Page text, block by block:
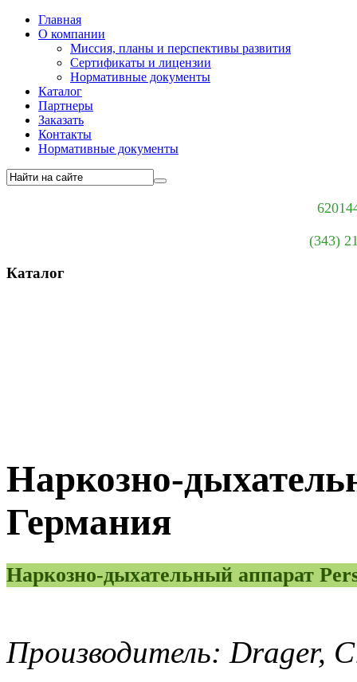
Главная
О компании
Миссия, планы и перспективы развития
Сертификаты и лицензии
Нормативные документы
Каталог
Партнеры
Заказать
Контакты
Нормативные документы
(343)
Каталог
Наркозно-
Германия
Наркозно-дыхательный аппарат
Производитель: Drager,